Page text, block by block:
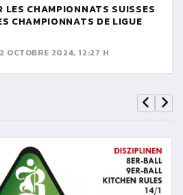
LES CHAMPIONNATS SUISSES
CHAMPIONNATS DE LIGUE
OCTOBRE 2024, 12:27 H